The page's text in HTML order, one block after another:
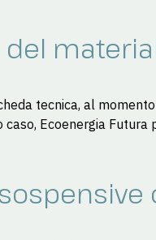
del
tecnica, al
caso, Ecoenergia